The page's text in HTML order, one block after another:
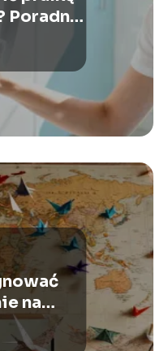
Poradnik
na